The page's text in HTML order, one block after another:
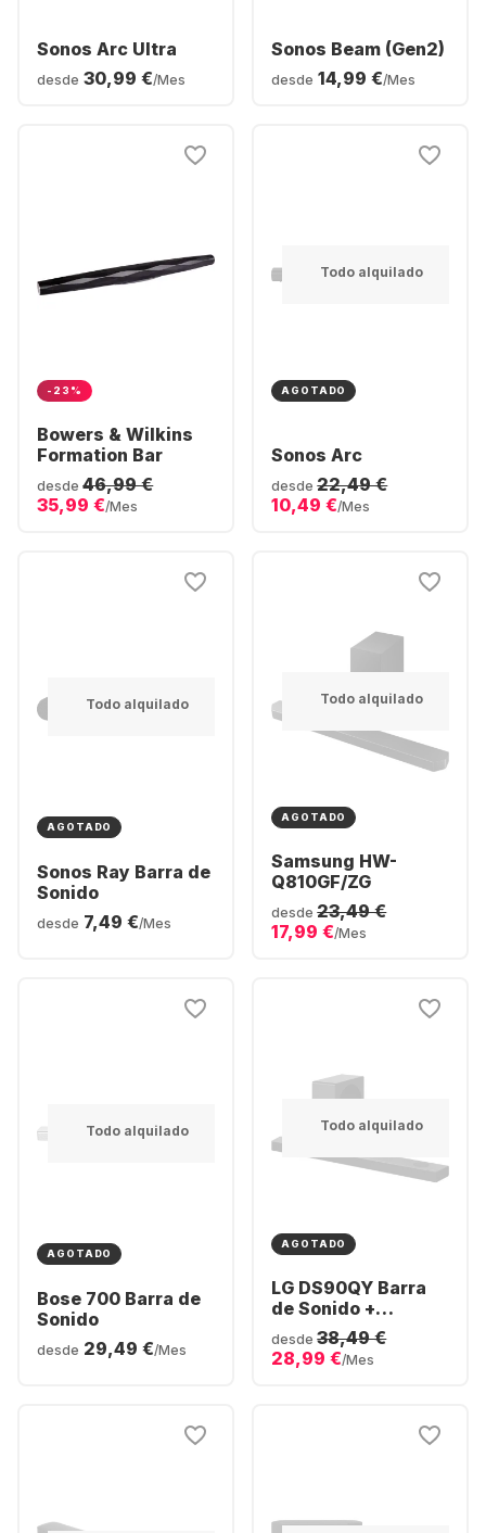
Sonos Arc Ultra
desde 30,99 €/Mes
Sonos Beam (Gen2)
desde 14,99 €/Mes
-23%
Bowers & Wilkins
Formation Bar
desde 46,99 €
35,99 €/Mes
Todo alquilado
AGOTADO
Sonos Arc
desde 22,49 €
10,49 €/Mes
Todo alquilado
AGOTADO
Sonos Ray Barra de
Sonido
desde 7,49 €/Mes
Todo alquilado
AGOTADO
Samsung HW-
Q810GF/ZG
desde 23,49 €
17,99 €/Mes
Todo alquilado
AGOTADO
Bose 700 Barra de
Sonido
desde 29,49 €/Mes
Todo alquilado
AGOTADO
LG DS90QY Barra
de Sonido +
Subwofer
desde 38,49 €
28,99 €/Mes